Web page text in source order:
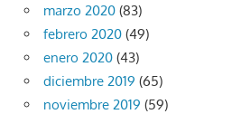
marzo 2020 (83)
febrero 2020 (49)
enero 2020 (43)
diciembre 2019 (65)
noviembre 2019 (59)